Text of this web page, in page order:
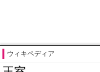
ウィキペディア